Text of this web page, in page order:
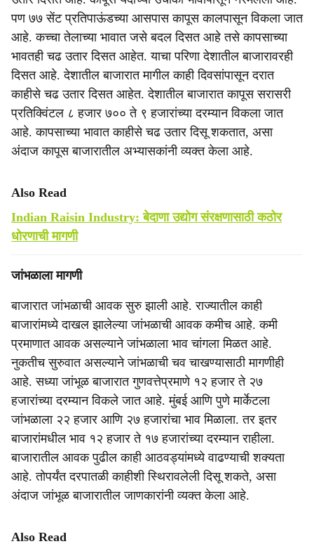
पण ७७ सेंट प्रतिपाऊंडच्या आसपास कापूस कालपासून विकला जात
आहे. कच्चा तेलाच्या भावात जसे बदल दिसत आहे तसे कापसाच्या
भावतही चढ उतार दिसत आहेत. याचा परिणा देशातील बाजारावरही
दिसत आहे. देशातील बाजारात मागील काही दिवसांपासून दरात
काहीसे चढ उतार दिसत आहेत. देशातील बाजारात कापूस सरासरी
प्रतिक्विंटल ८ हजार ७०० ते ९ हजारांच्या दरम्यान विकला जात
आहे. कापसाच्या भावात काहीसे चढ उतार दिसू शकतात, असा
अंदाज कापूस बाजारातील अभ्यासकांनी व्यक्त केला आहे.
Also Read
Indian Raisin Industry: बेदाणा उद्योग संरक्षणासाठी कठोर
धोरणाची मागणी
जांभळाला मागणी
बाजारात जांभळाची आवक सुरु झाली आहे. राज्यातील काही
बाजारांमध्ये दाखल झालेल्या जांभळाची आवक कमीच आहे. कमी
प्रमाणात आवक असल्याने जांभळाला भाव चांगला मिळत आहे.
नुकतीच सुरुवात असल्याने जांभळाची चव चाखण्यासाठी मागणीही
आहे. सध्या जांभूळ बाजारात गुणवत्तेप्रमाणे १२ हजार ते २७
हजारांच्या दरम्यान विकले जात आहे. मुंबई आणि पुणे मार्केटला
जांभळाला २२ हजार आणि २७ हजारांचा भाव मिळाला. तर इतर
बाजारांमधील भाव १२ हजार ते १७ हजारांच्या दरम्यान राहीला.
बाजारातील आवक पुढील काही आठवड्यांमध्ये वाढण्याची शक्यता
आहे. तोपर्यंत दरपातळी काहीशी स्थिरावलेली दिसू शकते, असा
अंदाज जांभूळ बाजारातील जाणकारांनी व्यक्त केला आहे.
Also Read